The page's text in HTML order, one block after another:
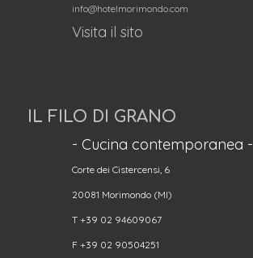
info@hotelmorimondo.com
Visita il sito
IL FILO DI GRANO
- Cucina contemporanea -
Corte dei Cistercensi, 6
20081 Morimondo (MI)
T +39 02 94609067
F +39 02 90504251